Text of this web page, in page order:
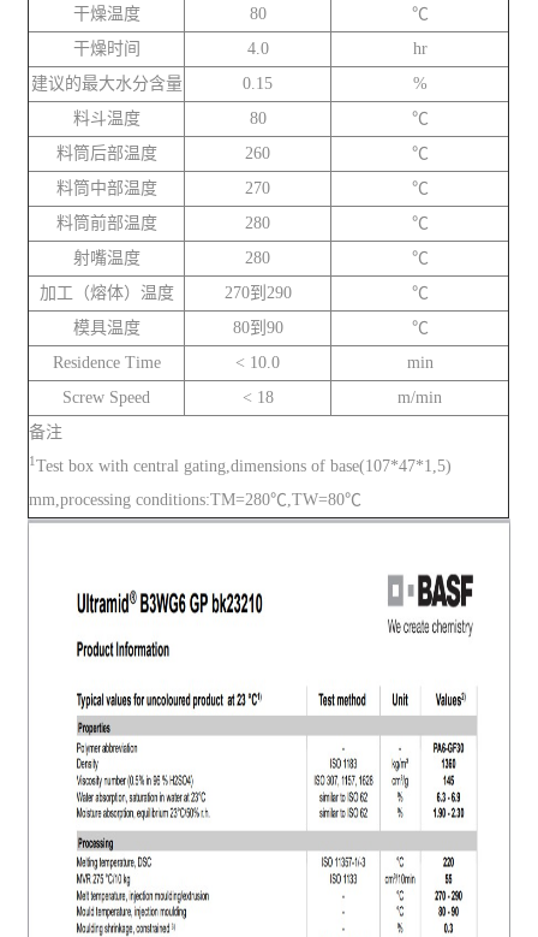
干燥温度
80
℃
干燥时间
4.0
hr
建议的最大水分含量
0.15
%
料斗温度
80
℃
料筒后部温度
260
℃
料筒中部温度
270
℃
料筒前部温度
280
℃
射嘴温度
280
℃
加工（熔体）温度
270到290
℃
模具温度
80到90
℃
Residence Time
< 10.0
min
Screw Speed
< 18
m/min
备注
1Test box with central gating,dimensions of base(107*47*1,5)
mm,processing conditions:TM=280℃,TW=80℃